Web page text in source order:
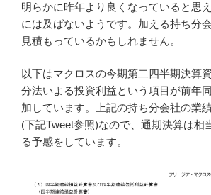
明らかに昨年より良くなっていると思
には及ばないようです。加える持ち分
見積もっているかもしれません。
以下はマクロスの今期第二四半期決算
分法いよる投資利益という項目が前年
加しています。上記の持ち分会社の業
(下記Tweet参照)なので、通期決算は相
る予感をしています。